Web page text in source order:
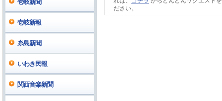
壱岐新聞
壱岐新報
糸島新聞
いわき民報
関西音楽新聞
ださい。